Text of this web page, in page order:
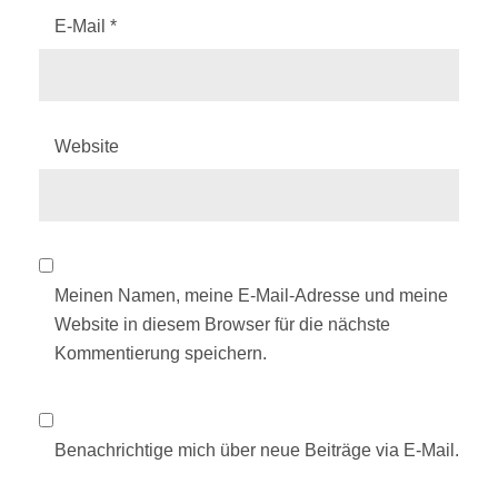
E-Mail *
Website
Meinen Namen, meine E-Mail-Adresse und meine
Website in diesem Browser für die nächste
Kommentierung speichern.
Benachrichtige mich über neue Beiträge via E-Mail.